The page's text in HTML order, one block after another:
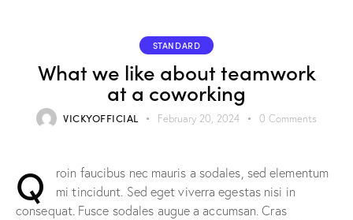
STANDARD
What we like about teamwork
at a coworking
VICKYOFFICIAL February 20, 2024 0 Comments
Q
roin faucibus nec mauris a sodales, sed elementum
mi tincidunt. Sed eget viverra egestas nisi in
consequat. Fusce sodales augue a accumsan. Cras